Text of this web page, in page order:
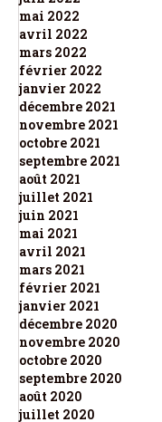
mai 2022
avril 2022
mars 2022
février 2022
janvier 2022
décembre 2021
novembre 2021
octobre 2021
septembre 2021
août 2021
juillet 2021
juin 2021
mai 2021
avril 2021
mars 2021
février 2021
janvier 2021
décembre 2020
novembre 2020
octobre 2020
septembre 2020
août 2020
juillet 2020